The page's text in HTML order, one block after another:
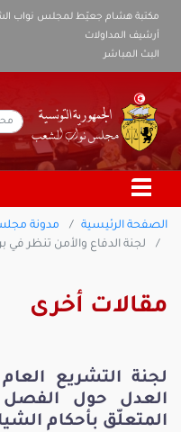
مكتبة هشام جعيّط لمجلس نواب
أرشيف المداولات
البث المباشر
الصفحة الرئيسية
مدونة
لجنة الدفاع والأمن تنظر في
مقالات أخرى
لجنة التشريع
المتعلّق بأحكام